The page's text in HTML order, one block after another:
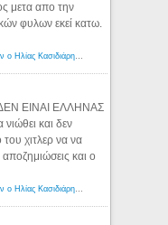
μετα απο την
φυλων εκεί κατω.
Αμερικανοί ρατσιστές αναρωτιούνται αν ο Ηλίας Κασιδιάρης ανήκει στη λευκή φυλή... - Λόγιος Ερμής
ΔΕΝ ΕΙΝΑΙ ΕΛΛΗΝΑΣ
και δεν
του χιτλερ να να
αποζημιώσεις και ο
Αμερικανοί ρατσιστές αναρωτιούνται αν ο Ηλίας Κασιδιάρης ανήκει στη λευκή φυλή... - Λόγιος Ερμής